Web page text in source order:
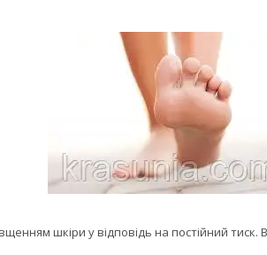
шкіри у відповідь на постійний